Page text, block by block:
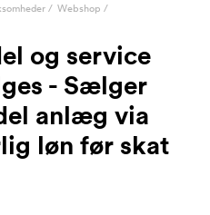
/ Webshop /
og service
- Sælger
anlæg via
løn før skat